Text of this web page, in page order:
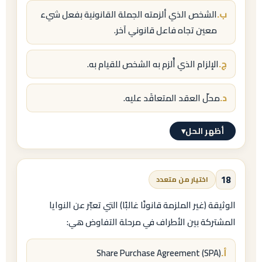
في حالات الغش.
ب.الشخص الذي ألزمته الجملة القانونية بفعل شيء
معين تجاه فاعل قانوني آخر.
ج.الإلزام الذي أُلزم به الشخص للقيام به.
د.محلّ العقد المتعاقَد عليه.
أظهر الحل▾
الإجابة النموذجية
ب.الشخص الذي ألزمته الجملة القانونية بفعل شيء
معين تجاه فاعل قانوني آخر.
18 اختيار من متعدد
الوثيقة (غير الملزمة قانونًا غالبًا) التي تعبّر عن النوايا
المشتركة بين الأطراف في مرحلة التفاوض هي:
أ.Share Purchase Agreement (SPA)